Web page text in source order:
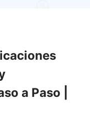
a Paso |